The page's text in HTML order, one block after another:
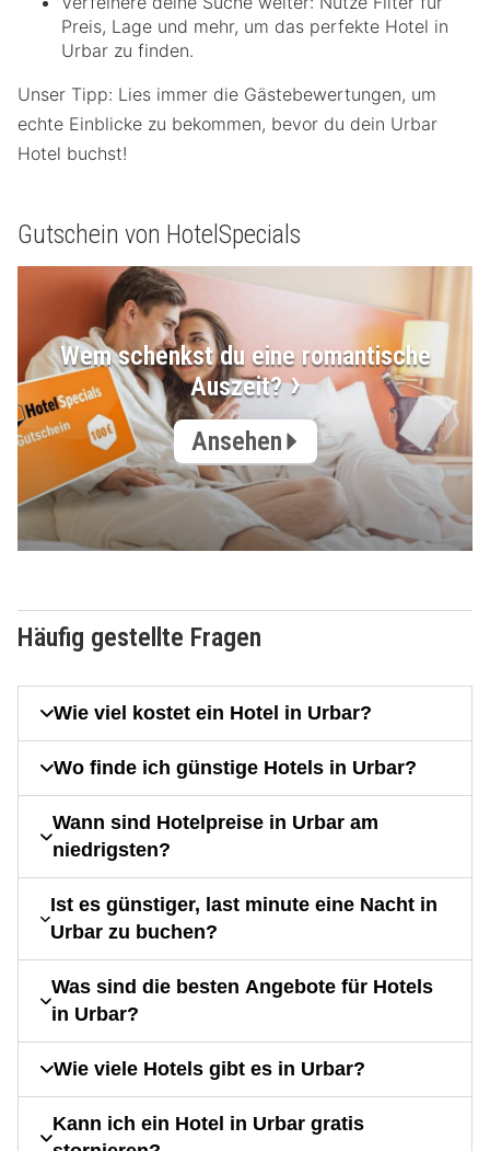
Preis, Lage und mehr, um das perfekte Hotel in
Urbar zu finden.
Unser Tipp: Lies immer die Gästebewertungen, um
echte Einblicke zu bekommen, bevor du dein Urbar
Hotel buchst!
Gutschein von HotelSpecials
Wem schenkst du eine romantische
Auszeit?
Ansehen
Häufig gestellte Fragen
Wie viel kostet ein Hotel in Urbar?
Wo finde ich günstige Hotels in Urbar?
Wann sind Hotelpreise in Urbar am
niedrigsten?
Ist es günstiger, last minute eine Nacht in
Urbar zu buchen?
Was sind die besten Angebote für Hotels
in Urbar?
Wie viele Hotels gibt es in Urbar?
Kann ich ein Hotel in Urbar gratis